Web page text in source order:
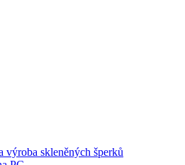
výroba skleněných šperků